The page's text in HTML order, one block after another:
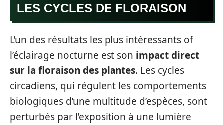
LES CYCLES DE FLORAISON
L’un des résultats les plus intéressants of
l’éclairage nocturne est son impact direct
sur la floraison des plantes. Les cycles
circadiens, qui régulent les comportements
biologiques d’une multitude d’espèces, sont
perturbés par l’exposition à une lumière